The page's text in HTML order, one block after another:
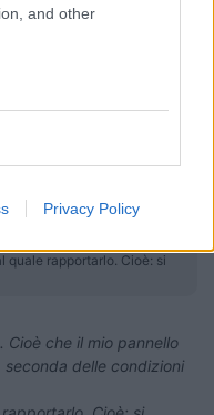
and other
Privacy Policy
il mio pannello generasse
quale rapportarlo. Cioè: si
che il mio pannello
seconda delle condizioni